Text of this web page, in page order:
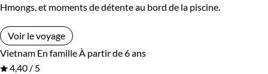
Hmongs, et moments de détente au bord de la piscine.
Voir le voyage
Vietnam En familleÀ partir de 6 ans
4,40 / 5